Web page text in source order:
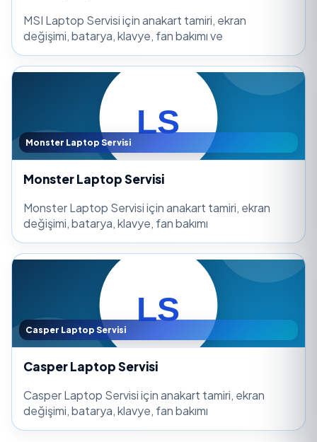
MSI Laptop Servisi için anakart tamiri, ekran
değişimi, batarya, klavye, fan bakımı ve
Monster Laptop Servisi
Monster Laptop Servisi
Monster Laptop Servisi için anakart tamiri, ekran
değişimi, batarya, klavye, fan bakımı
Casper Laptop Servisi
Casper Laptop Servisi
Casper Laptop Servisi için anakart tamiri, ekran
değişimi, batarya, klavye, fan bakımı